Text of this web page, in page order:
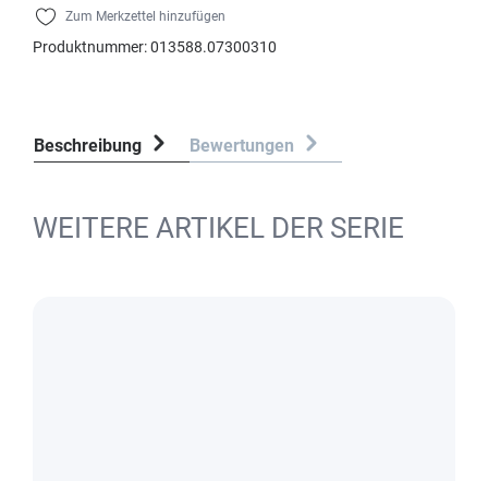
Zum Merkzettel hinzufügen
Produktnummer:013588.07300310
Beschreibung Bewertungen
WEITERE ARTIKEL DER SERIE